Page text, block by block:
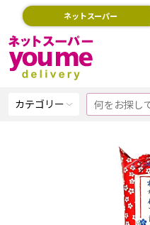
ネットスーパー
カテゴリー